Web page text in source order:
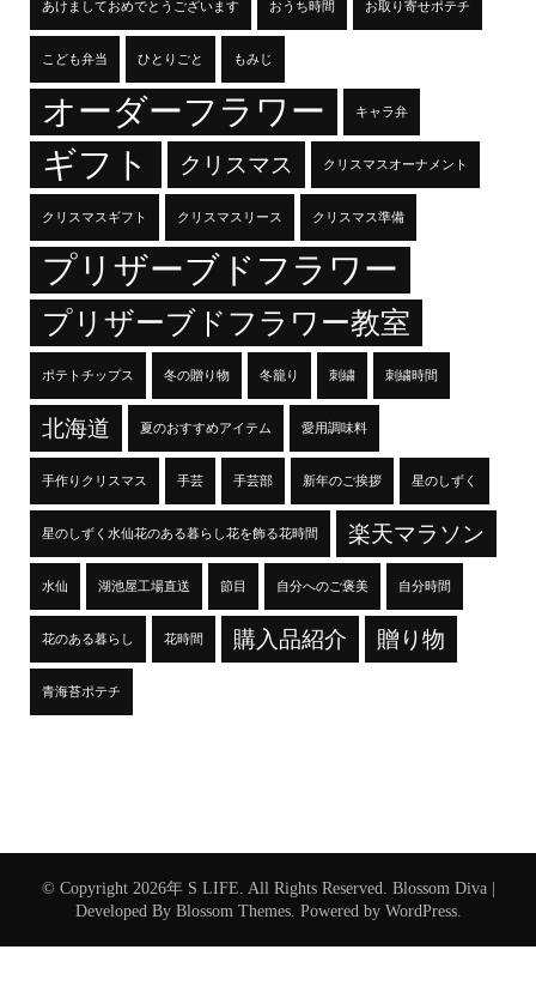
あけましておめでとうございます おうち時間 お取り寄せポテチ
こども弁当 ひとりごと もみじ
オーダーフラワー キャラ弁
ギフト クリスマス クリスマスオーナメント
クリスマスギフト クリスマスリース クリスマス準備
プリザーブドフラワー
プリザーブドフラワー教室
ポテトチップス 冬の贈り物 冬籠り 刺繍 刺繍時間
北海道 夏のおすすめアイテム 愛用調味料
手作りクリスマス 手芸 手芸部 新年のご挨拶 星のしずく
星のしずく水仙花のある暮らし花を飾る花時間 楽天マラソン
水仙 湖池屋工場直送 節目 自分へのご褒美 自分時間
花のある暮らし 花時間 購入品紹介 贈り物
青海苔ポテチ
© Copyright 2026年 S LIFE . All Rights Reserved. Blossom Diva |
Developed By Blossom Themes. Powered by WordPress.